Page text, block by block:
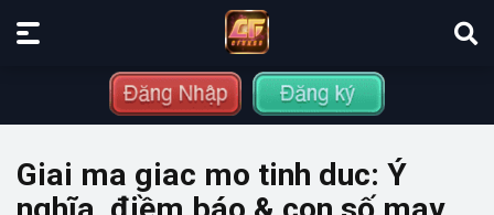
Giai ma giac mo tinh duc: Ý